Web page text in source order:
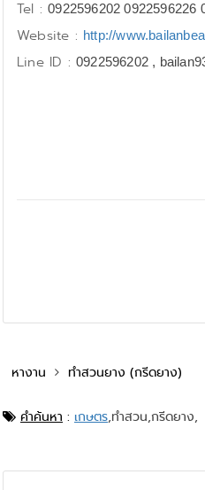
Tel :0922596202 0922596226
Website : http://
Line ID : 0922596202 ,
หางาน ทำสวนยาง (กรีดยาง)
คำค้นหา : เกษตร,ทำสวน,กรีดยาง,